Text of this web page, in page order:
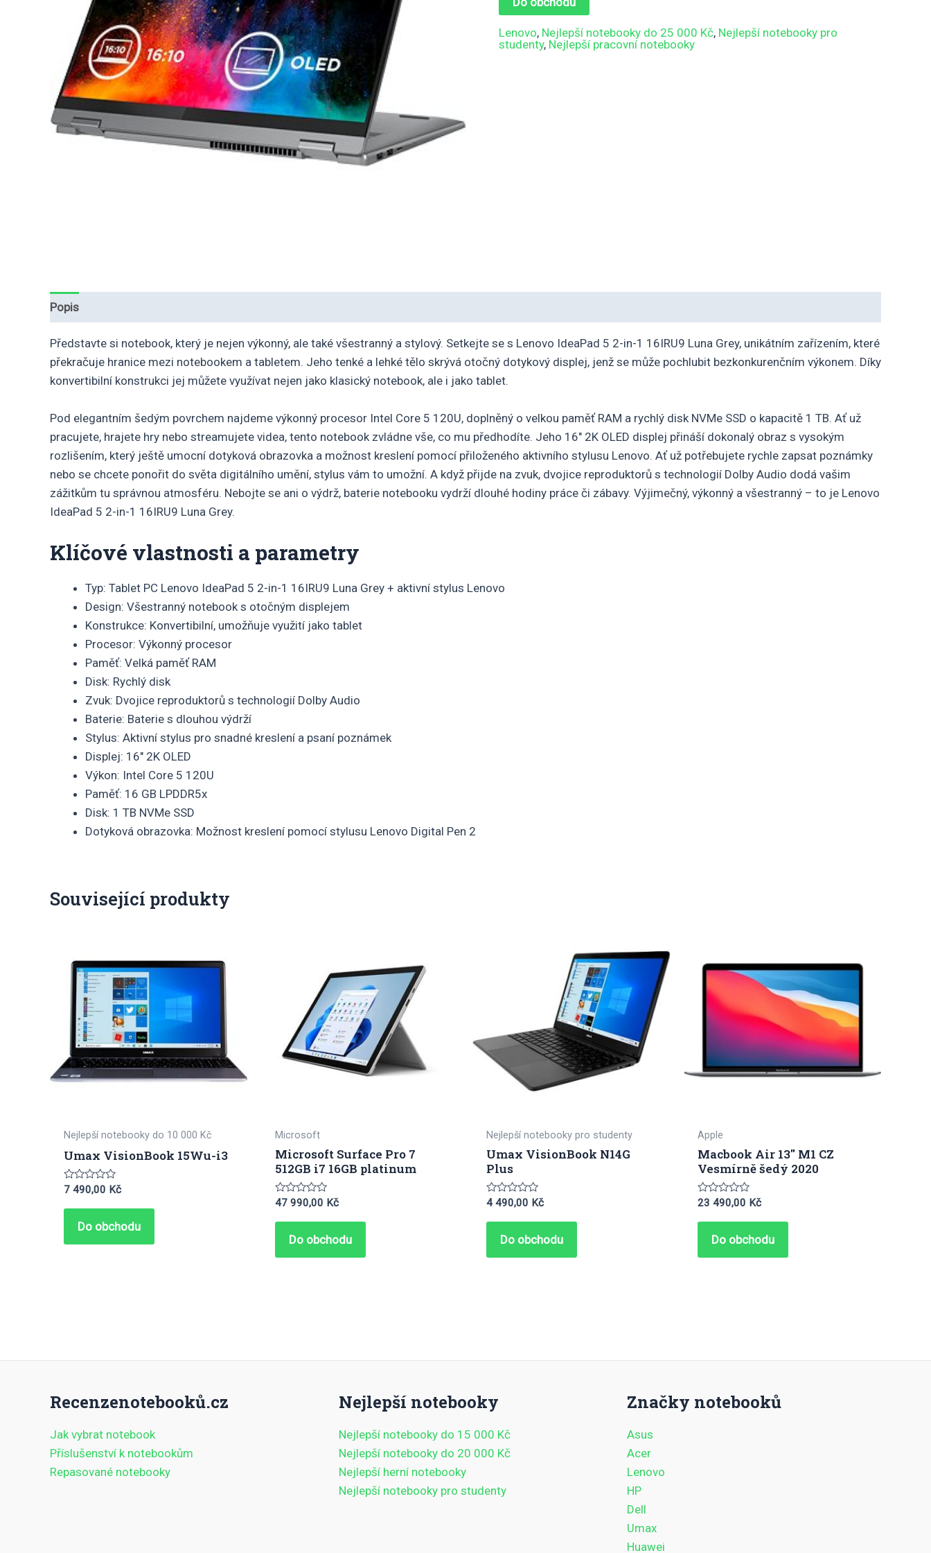
Lenovo, Nejlepší notebooky do 25 000 Kč, Nejlepší notebooky pro
studenty, Nejlepší pracovní notebooky
Popis
Představte si notebook, který je nejen výkonný, ale také všestranný a stylový. Setkejte se s Lenovo IdeaPad 5 2-in-1 16IRU9 Luna Grey, unikátním zařízením, které
překračuje hranice mezi notebookem a tabletem. Jeho tenké a lehké tělo skrývá otočný dotykový displej, jenž se může pochlubit bezkonkurenčním výkonem. Díky
konvertibilní konstrukci jej můžete využívat nejen jako klasický notebook, ale i jako tablet.
Pod elegantním šedým povrchem najdeme výkonný procesor Intel Core 5 120U, doplněný o velkou paměť RAM a rychlý disk NVMe SSD o kapacitě 1 TB. Ať už
pracujete, hrajete hry nebo streamujete videa, tento notebook zvládne vše, co mu předhodíte. Jeho 16″ 2K OLED displej přináší dokonalý obraz s vysokým
rozlišením, který ještě umocní dotyková obrazovka a možnost kreslení pomocí přiloženého aktivního stylusu Lenovo. Ať už potřebujete rychle zapsat poznámky
nebo se chcete ponořit do světa digitálního umění, stylus vám to umožní. A když přijde na zvuk, dvojice reproduktorů s technologií Dolby Audio dodá vašim
zážitkům tu správnou atmosféru. Nebojte se ani o výdrž, baterie notebooku vydrží dlouhé hodiny práce či zábavy. Výjimečný, výkonný a všestranný – to je Lenovo
IdeaPad 5 2-in-1 16IRU9 Luna Grey.
Klíčové vlastnosti a parametry
Typ: Tablet PC Lenovo IdeaPad 5 2-in-1 16IRU9 Luna Grey + aktivní stylus Lenovo
Design: Všestranný notebook s otočným displejem
Konstrukce: Konvertibilní, umožňuje využití jako tablet
Procesor: Výkonný procesor
Paměť: Velká paměť RAM
Disk: Rychlý disk
Zvuk: Dvojice reproduktorů s technologií Dolby Audio
Baterie: Baterie s dlouhou výdrží
Stylus: Aktivní stylus pro snadné kreslení a psaní poznámek
Displej: 16″ 2K OLED
Výkon: Intel Core 5 120U
Paměť: 16 GB LPDDR5x
Disk: 1 TB NVMe SSD
Dotyková obrazovka: Možnost kreslení pomocí stylusu Lenovo Digital Pen 2
Související produkty
Nejlepší notebooky do 10 000 Kč
Umax VisionBook 15Wu-i3
Hodnocení
z
7 490,00 Kč
Do obchodu
Microsoft
Microsoft Surface Pro 7
512GB i7 16GB platinum
Hodnocení
z
47 990,00 Kč
Do obchodu
Nejlepší notebooky pro studenty
Umax VisionBook N14G
Plus
Hodnocení
z
4 490,00 Kč
Do obchodu
Apple
Macbook Air 13″ M1 CZ
Vesmírně šedý 2020
Hodnocení
z
23 490,00 Kč
Do obchodu
Recenzenotebooků.cz
Jak vybrat notebook
Příslušenství k notebookům
Repasované notebooky
Nejlepší notebooky
Nejlepší notebooky do 15 000 Kč
Nejlepší notebooky do 20 000 Kč
Nejlepší herní notebooky
Nejlepší notebooky pro studenty
Značky notebooků
Asus
Acer
Lenovo
HP
Dell
Umax
Huawei